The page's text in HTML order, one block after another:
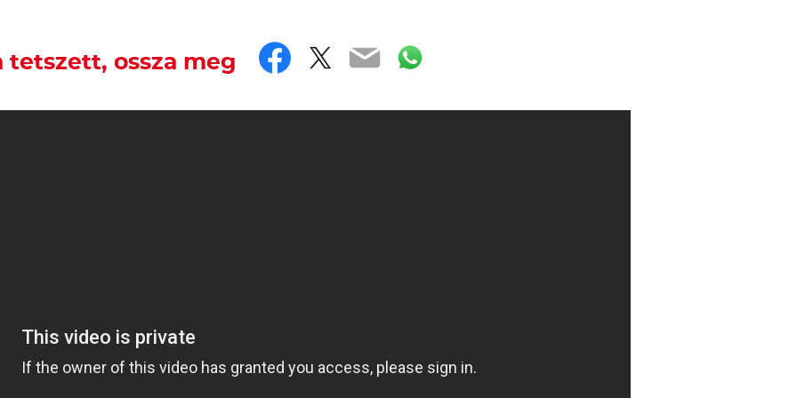
tetszett, ossza meg Facebook
Twitter
EmailWhatsApp